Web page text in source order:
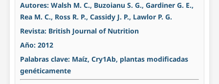
Autores: Walsh M. C., Buzoianu S. G., Gardiner G. E.,
Rea M. C., Ross R. P., Cassidy J. P., Lawlor P. G.
Revista: British Journal of Nutrition
Año: 2012
Palabras clave: Maíz, Cry1Ab, plantas modificadas
genéticamente